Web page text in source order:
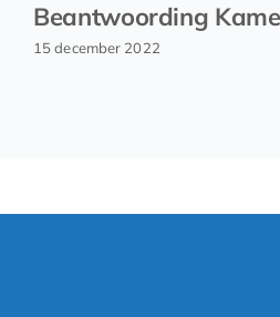
Beantwoording
15 december 2022